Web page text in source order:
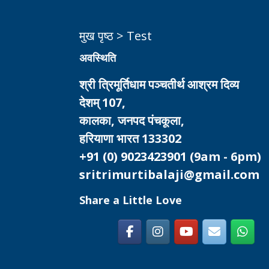
मुख पृष्ठ > Test
अवस्थिति
श्री त्रिमूर्तिधाम पञ्चतीर्थ आश्रम दिव्य
देशम् 107,
कालका, जनपद पंचकूला,
हरियाणा भारत 133302
+91 (0) 9023423901 (9am - 6pm)
sritrimurtibalaji@gmail.com
Share a Little Love